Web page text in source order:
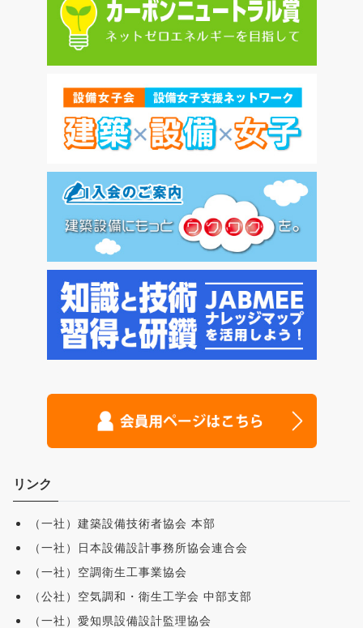
リンク
（一社）建築設備技術者協会 本部
（一社）日本設備設計事務所協会連合会
（一社）空調衛生工事業協会
（公社）空気調和・衛生工学会 中部支部
（一社）愛知県設備設計監理協会